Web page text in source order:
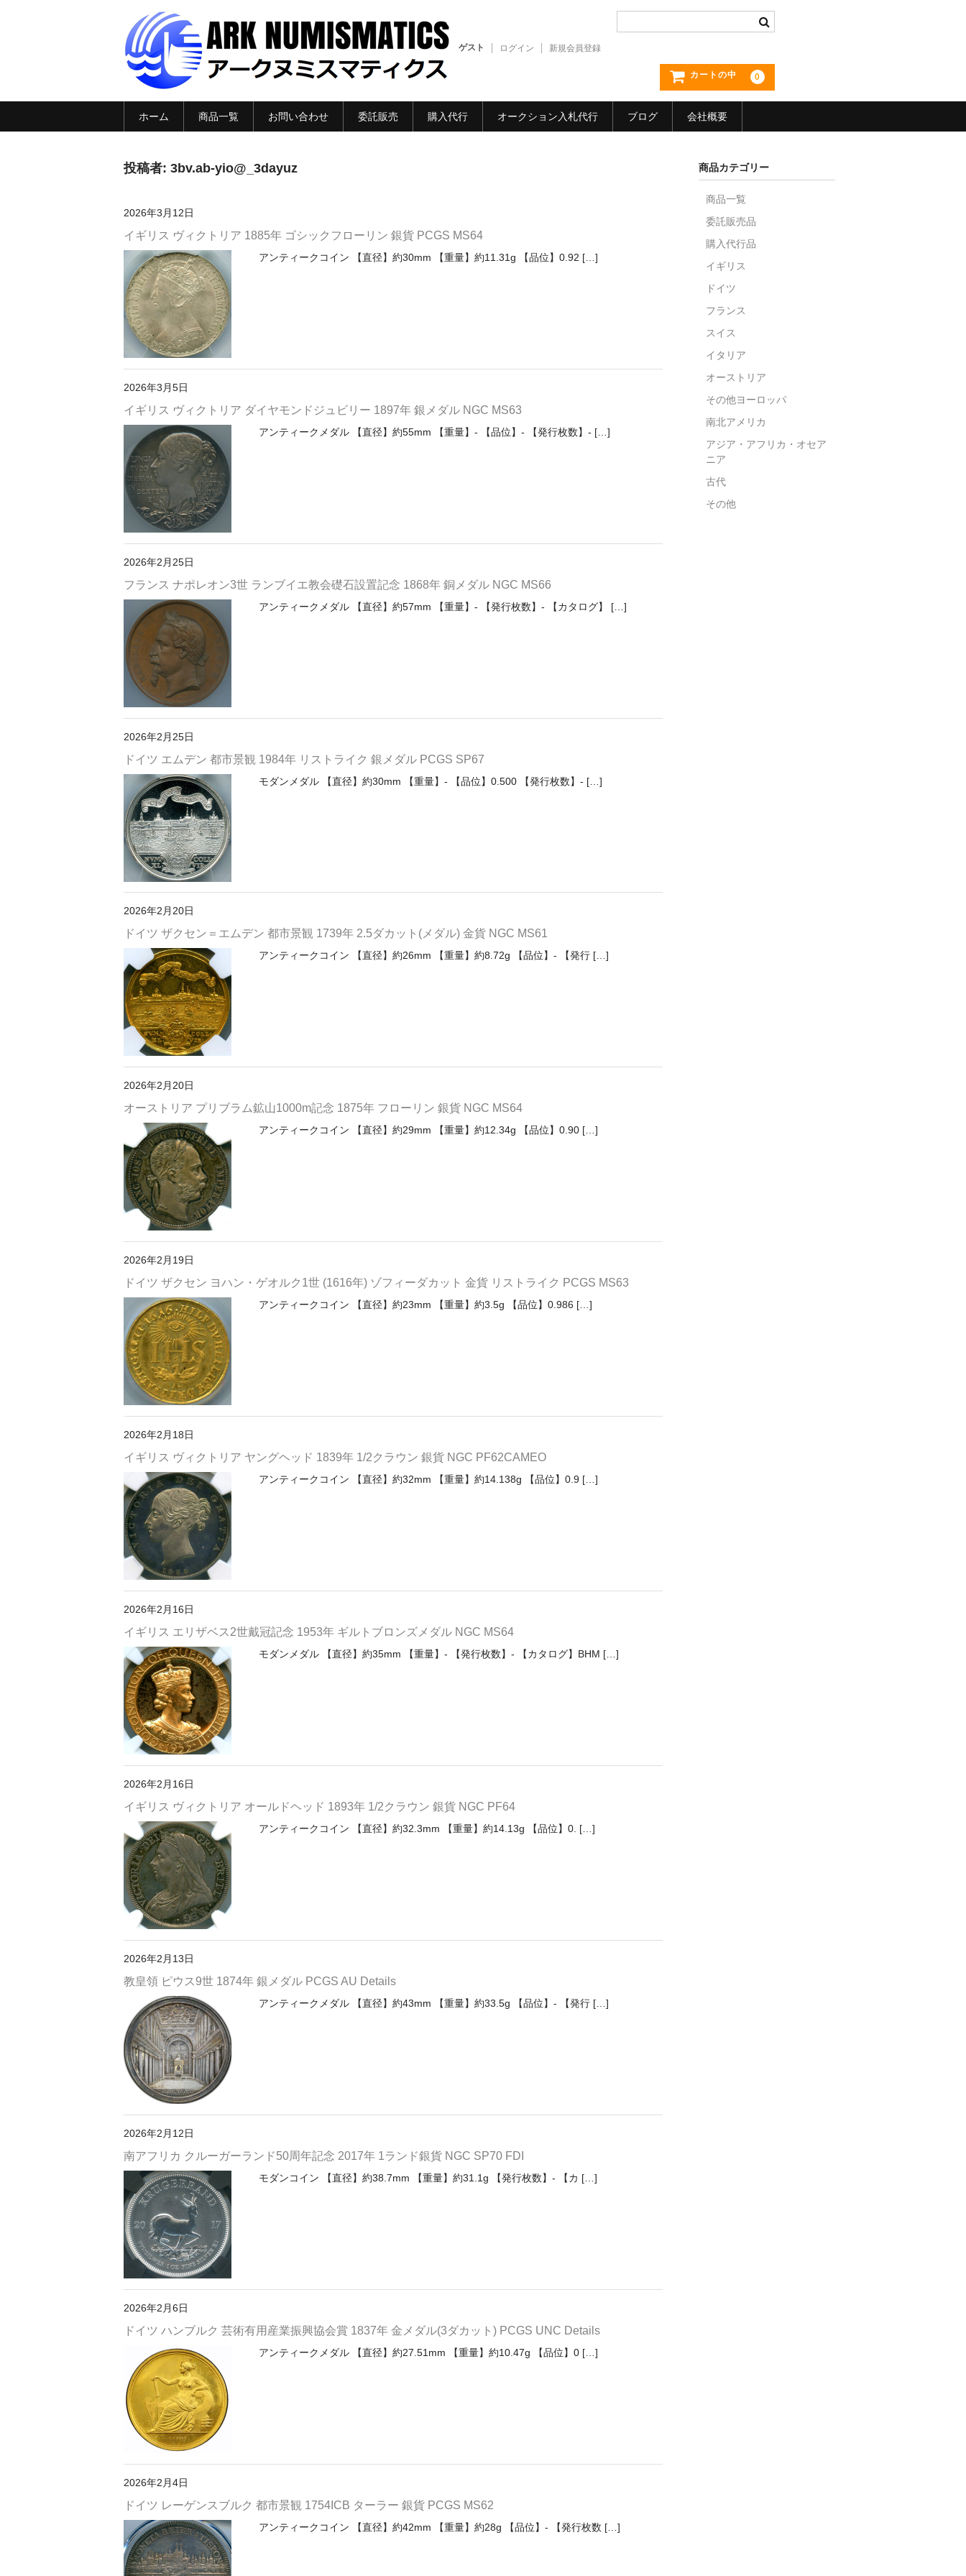
ゲスト ログイン 新規会員登録
カートの中 0
ホーム 商品一覧 お問い合わせ 委託販売 購入代行 オークション入札代行 ブログ 会社概要
投稿者: 3bv.ab-yio@_3dayuz
2026年3月12日
イギリス ヴィクトリア 1885年 ゴシックフローリン 銀貨 PCGS MS64
アンティークコイン 【直径】約30mm 【重量】約11.31g 【品位】0.92 […]
2026年3月5日
イギリス ヴィクトリア ダイヤモンドジュビリー 1897年 銀メダル NGC MS63
アンティークメダル 【直径】約55mm 【重量】- 【品位】- 【発行枚数】- […]
2026年2月25日
フランス ナポレオン3世 ランブイエ教会礎石設置記念 1868年 銅メダル NGC MS66
アンティークメダル 【直径】約57mm 【重量】- 【発行枚数】- 【カタログ】 […]
2026年2月25日
ドイツ エムデン 都市景観 1984年 リストライク 銀メダル PCGS SP67
モダンメダル 【直径】約30mm 【重量】- 【品位】0.500 【発行枚数】- […]
2026年2月20日
ドイツ ザクセン＝エムデン 都市景観 1739年 2.5ダカット(メダル) 金貨 NGC MS61
アンティークコイン 【直径】約26mm 【重量】約8.72g 【品位】- 【発行 […]
2026年2月20日
オーストリア プリブラム鉱山1000m記念 1875年 フローリン 銀貨 NGC MS64
アンティークコイン 【直径】約29mm 【重量】約12.34g 【品位】0.90 […]
2026年2月19日
ドイツ ザクセン ヨハン・ゲオルク1世 (1616年) ゾフィーダカット 金貨 リストライク PCGS MS63
アンティークコイン 【直径】約23mm 【重量】約3.5g 【品位】0.986 […]
2026年2月18日
イギリス ヴィクトリア ヤングヘッド 1839年 1/2クラウン 銀貨 NGC PF62CAMEO
アンティークコイン 【直径】約32mm 【重量】約14.138g 【品位】0.9 […]
2026年2月16日
イギリス エリザベス2世戴冠記念 1953年 ギルトブロンズメダル NGC MS64
モダンメダル 【直径】約35mm 【重量】- 【発行枚数】- 【カタログ】BHM […]
2026年2月16日
イギリス ヴィクトリア オールドヘッド 1893年 1/2クラウン 銀貨 NGC PF64
アンティークコイン 【直径】約32.3mm 【重量】約14.13g 【品位】0. […]
2026年2月13日
教皇領 ピウス9世 1874年 銀メダル PCGS AU Details
アンティークメダル 【直径】約43mm 【重量】約33.5g 【品位】- 【発行 […]
2026年2月12日
南アフリカ クルーガーランド50周年記念 2017年 1ランド銀貨 NGC SP70 FDI
モダンコイン 【直径】約38.7mm 【重量】約31.1g 【発行枚数】- 【カ […]
2026年2月6日
ドイツ ハンブルク 芸術有用産業振興協会賞 1837年 金メダル(3ダカット) PCGS UNC Details
アンティークメダル 【直径】約27.51mm 【重量】約10.47g 【品位】0 […]
2026年2月4日
ドイツ レーゲンスブルク 都市景観 1754ICB ターラー 銀貨 PCGS MS62
アンティークコイン 【直径】約42mm 【重量】約28g 【品位】- 【発行枚数 […]
商品カテゴリー
商品一覧
委託販売品
購入代行品
イギリス
ドイツ
フランス
スイス
イタリア
オーストリア
その他ヨーロッパ
南北アメリカ
アジア・アフリカ・オセア
ニア
古代
その他